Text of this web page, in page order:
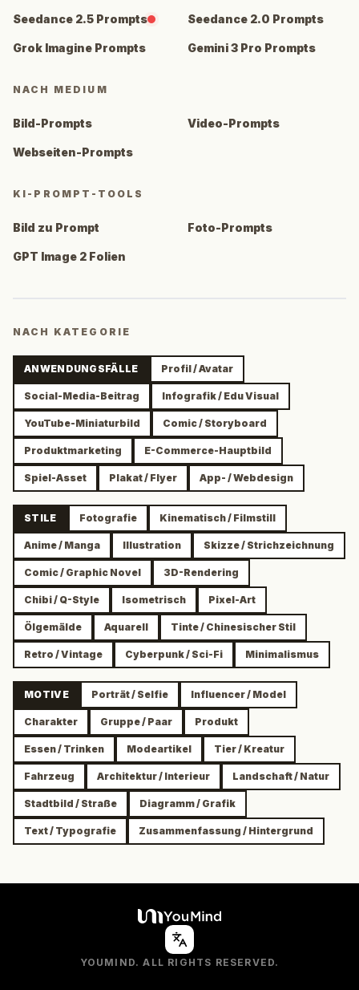
Seedance 2.5 Prompts Seedance 2.0 Prompts
Grok Imagine Prompts Gemini 3 Pro Prompts
NACH MEDIUM
Bild-Prompts Video-Prompts
Webseiten-Prompts
KI-PROMPT-TOOLS
Bild zu Prompt Foto-Prompts
GPT Image 2 Folien
NACH KATEGORIE
ANWENDUNGSFÄLLE Profil / Avatar
Social-Media-Beitrag Infografik / Edu Visual
YouTube-Miniaturbild Comic / Storyboard
Produktmarketing E-Commerce-Hauptbild
Spiel-Asset Plakat / Flyer App- / Webdesign
STILE Fotografie Kinematisch / Filmstill
Anime / Manga Illustration Skizze / Strichzeichnung
Comic / Graphic Novel 3D-Rendering
Chibi / Q-Style Isometrisch Pixel-Art
Ölgemälde Aquarell Tinte / Chinesischer Stil
Retro / Vintage Cyberpunk / Sci-Fi Minimalismus
MOTIVE Porträt / Selfie Influencer / Model
Charakter Gruppe / Paar Produkt
Essen / Trinken Modeartikel Tier / Kreatur
Fahrzeug Architektur / Interieur Landschaft / Natur
Stadtbild / Straße Diagramm / Grafik
Text / Typografie Zusammenfassung / Hintergrund
YOUMIND. ALL RIGHTS RESERVED.